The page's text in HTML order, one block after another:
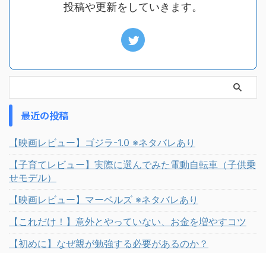
投稿や更新をしていきます。
最近の投稿
【映画レビュー】ゴジラ-1.0 ※ネタバレあり
【子育てレビュー】実際に選んでみた電動自転車（子供乗
せモデル）
【映画レビュー】マーベルズ ※ネタバレあり
【これだけ！】意外とやっていない、お金を増やすコツ
【初めに】なぜ親が勉強する必要があるのか？